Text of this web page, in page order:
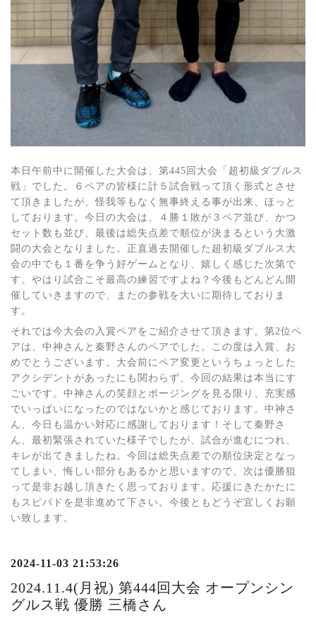
本日午前中に開催した大会は、第445回大会「超初級ダブルス
戦」でした。６ペアの皆様に計５試合戦って頂く形式とさせ
て頂きましたが、怪我等もなく無事終える事が出来、ほっと
しております。今日の大会は、４勝１敗が３ペア並び、かつ
セット数も並び、最後は総失点差で順位が決まるという大激
闘の大会となりました。正直過去開催した超初級ダブルス大
会の中でも１番を争う好ゲームとなり、嬉しく感じた次第で
す。やはり試合こそ最高の練習ですよね？今後もどんどん開
催していきますので、またの参戦を大いに期待しておりま
す。
それでは今大会の入賞ペアをご紹介させて頂きます。第2位ペ
アは、中神さんと秦野さんのペアでした。この度は入賞、お
めでとうございます。大会前にペア変更というちょっとした
アクシデントがあったにも関わらず、今回の結果は本当にす
ごいです。中神さんの笑顔とポージングを見る限り、充実感
でいっぱいになったのではないかと感じております。中神さ
ん、今日も温かい対応に感謝しております！そして秦野さ
ん、最初緊張されていた様子でしたが、試合が進むにつれ、
キレが出てきましたね。今回は総失点差での順位決定となっ
てしまい、悔しい部分もあるかと思いますので、次は優勝狙
って是非お越し頂きたく思っております。応援にきたかたに
もスピバドを是非進めて下さい。今後ともどうぞ宜しくお願
い致します。
2024-11-03 21:53:26
2024.11.4(月祝) 第444回大会 オープンシン
グルス戦 優勝 三橋さん